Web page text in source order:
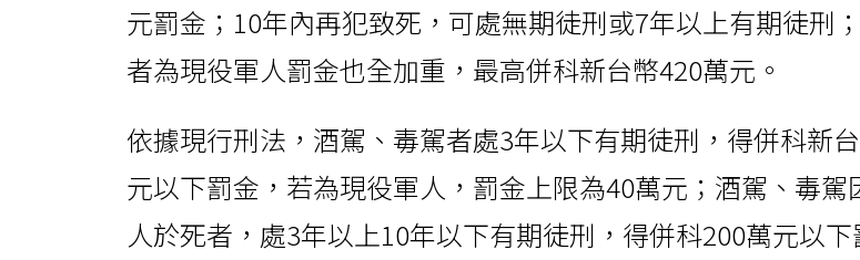
元罰金；10年內再犯致死，可處無期徒刑或7年以上有期徒刑
者為現役軍人罰金也全加重，最高併科新台幣420萬元。
依據現行刑法，酒駕、毒駕者處3年以下有期徒刑，得併科新
元以下罰金，若為現役軍人，罰金上限為40萬元；酒駕、毒駕
人於死者，處3年以上10年以下有期徒刑，得併科200萬元以下